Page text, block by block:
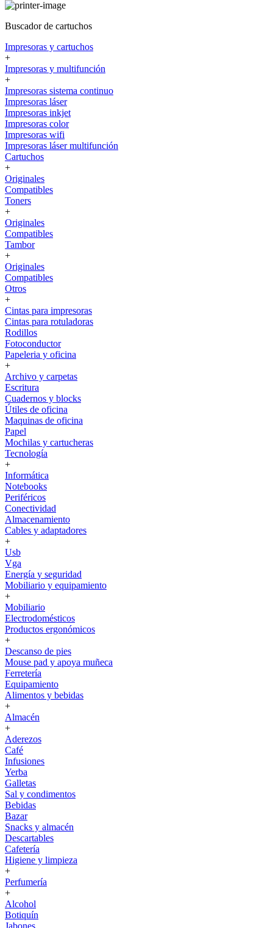
Buscador de cartuchos
Impresoras y cartuchos
+
Impresoras y multifunción
+
Impresoras sistema continuo
Impresoras láser
Impresoras inkjet
Impresoras color
Impresoras wifi
Impresoras láser multifunción
Cartuchos
+
Originales
Compatibles
Toners
+
Originales
Compatibles
Tambor
+
Originales
Compatibles
Otros
+
Cintas para impresoras
Cintas para rotuladoras
Rodillos
Fotoconductor
Papeleria y oficina
+
Archivo y carpetas
Escritura
Cuadernos y blocks
Útiles de oficina
Maquinas de oficina
Papel
Mochilas y cartucheras
Tecnología
+
Informática
Notebooks
Periféricos
Conectividad
Almacenamiento
Cables y adaptadores
+
Usb
Vga
Energía y seguridad
Mobiliario y equipamiento
+
Mobiliario
Electrodomésticos
Productos ergonómicos
+
Descanso de pies
Mouse pad y apoya muñeca
Ferretería
Equipamiento
Alimentos y bebidas
+
Almacén
+
Aderezos
Café
Infusiones
Yerba
Galletas
Sal y condimentos
Bebidas
Bazar
Snacks y almacén
Descartables
Cafetería
Higiene y limpieza
+
Perfumería
+
Alcohol
Botiquín
Jabones